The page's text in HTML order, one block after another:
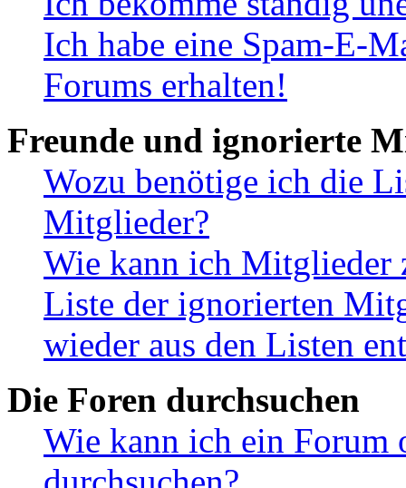
Ich habe eine Spam-E-
Forums erhalten!
Freunde und ignorierte
Wozu benötige ich die
Mitglieder?
Wie kann ich Mitglieder
Liste der ignorierten
wieder aus den Listen
Die Foren durchsuchen
Wie kann ich ein Forum